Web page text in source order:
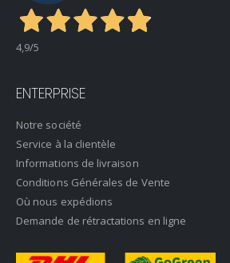
4,9/5
ENTERPRISE
Notre société
Service à la clientèle
Informations de livraison
Conditions Générales de Vente
Où nous expédions
Demande de rétractations en ligne